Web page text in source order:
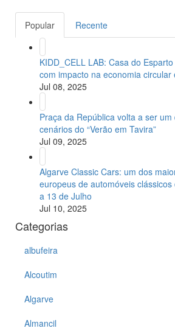
Popular Recente
KIDD_CELL LAB: Casa do
com impacto na economia circular
Jul 08, 2025
Praça da República volta a ser
cenários do “Verão em Tavira”
Jul 09, 2025
Algarve Classic Cars: um dos
europeus de automóveis clássicos
a 13 de Julho
Jul 10, 2025
Categorias
albufeira
Alcoutim
Algarve
Almancil